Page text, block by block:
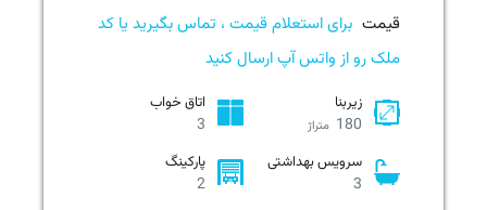
قیمت برای استعلام قیمت ، تماس بگیرید یا کد
ملک رو از واتس آپ ارسال کنید
زیربنا
180 متراژ
اتاق خواب
3
سرویس بهداشتی
3
پارکینگ
2